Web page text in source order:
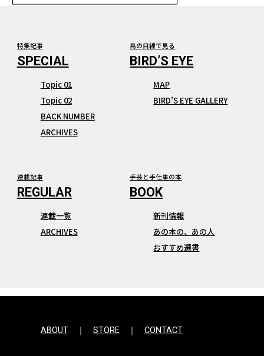
特集記事
Topic 01
Topic 02
BACK NUMBER
ARCHIVES
鳥の目線で見る
MAP
BIRD’S EYE GALLERY
連載記事
連載一覧
ARCHIVES
手芸と手仕事の本
新刊情報
あの本の、あの人
おすすめ選書
ABOUT STORE CONTACT